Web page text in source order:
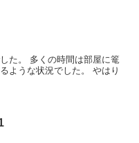
た。 多くの時間は部屋に篭
ような状況でした。 やはり